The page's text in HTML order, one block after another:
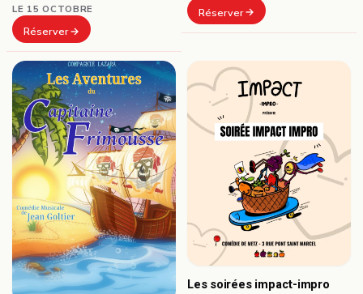
LE 15 OCTOBRE
Réserver
Réserver
Les soirées impact-impro